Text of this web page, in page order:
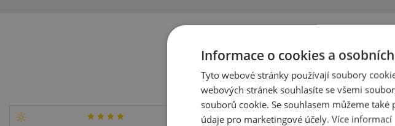
-
Informace o cookies a
Tyto webové stránky používají soubory
webových stránek souhlasíte se všemi
souborů cookie. Se souhlasem můžeme
údaje pro marketingové účely. Více informací